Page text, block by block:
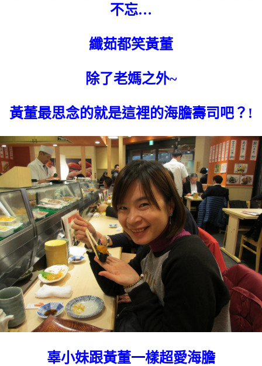
不忘…
纖茹都笑黃董
除了老媽之外~
黃董最思念的就是這裡的海膽壽司吧？!
辜小妹跟黃董一樣超愛海膽